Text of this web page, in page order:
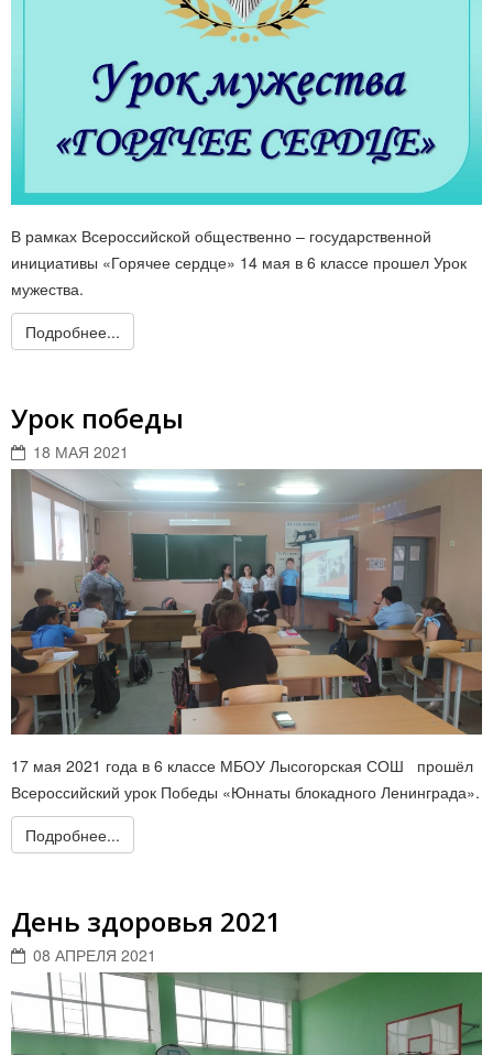
В рамках Всероссийской общественно – государственной
инициативы «Горячее сердце» 14 мая в 6 классе прошел Урок
мужества.
Подробнее...
Урок победы
18 МАЯ 2021
17 мая 2021 года в 6 классе МБОУ Лысогорская СОШ прошёл
Всероссийский урок Победы «Юннаты блокадного Ленинграда».
Подробнее...
День здоровья 2021
08 АПРЕЛЯ 2021